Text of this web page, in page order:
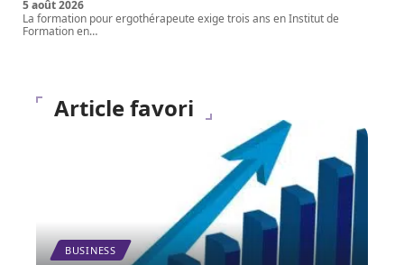
5 août 2026
La formation pour ergothérapeute exige trois ans en Institut de
Formation en…
Article favori
BUSINESS